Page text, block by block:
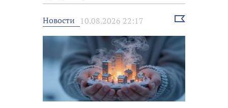
Новости 10.08.2026 22:17
Выбрать